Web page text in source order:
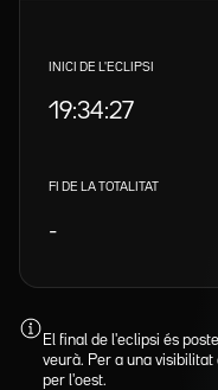
INICI DE L'ECLIPSI
19:34:27
FI DE LA TOTALITAT
-
El final de l'eclipsi és
veurà. Per a una
per l'oest.